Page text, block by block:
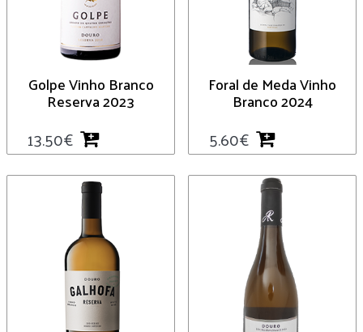
Golpe Vinho Branco
Reserva 2023
13.50€
Foral de Meda Vinho
Branco 2024
5.60€